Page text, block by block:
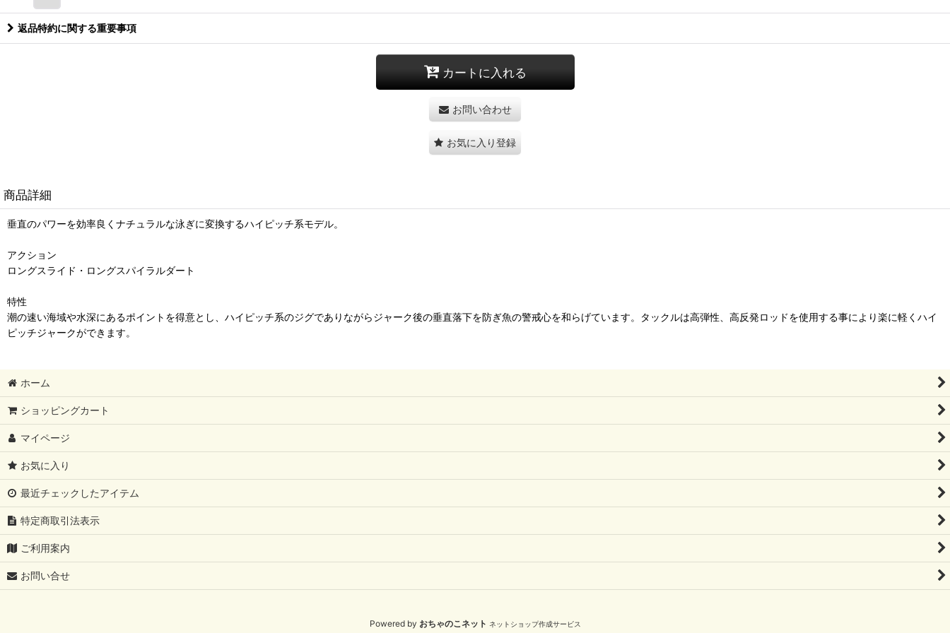
返品特約に関する重要事項
カートに入れる
お問い合わせ
お気に入り登録
商品詳細
垂直のパワーを効率良くナチュラルな泳ぎに変換するハイピッチ系モデル。
アクション
ロングスライド・ロングスパイラルダート
特性
潮の速い海域や水深にあるポイントを得意とし、ハイピッチ系のジグでありながらジャーク後の垂直落下を防ぎ魚の警戒心を和らげています。タックルは高弾性、高反発ロッドを使用する事により楽に軽くハイ
ピッチジャークができます。
ホーム
ショッピングカート
マイページ
お気に入り
最近チェックしたアイテム
特定商取引法表示
ご利用案内
お問い合せ
Powered by おちゃのこネット ネットショップ作成サービス